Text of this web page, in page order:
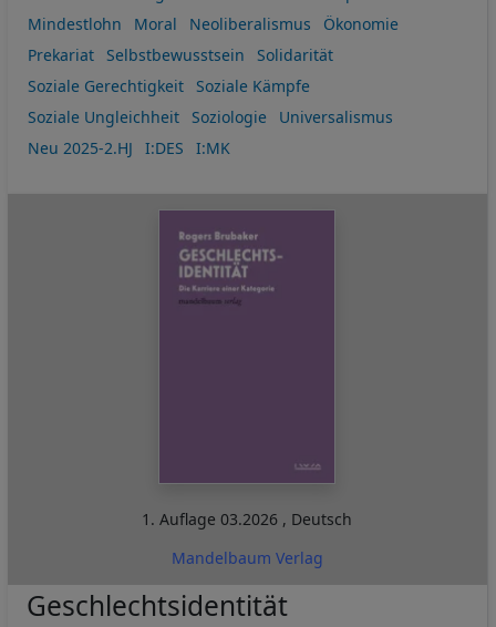
Mindestlohn
Moral Neoliberalismus
Ökonomie
Prekariat
Selbstbewusstsein
Solidarität
Soziale Gerechtigkeit
Soziale Kämpfe
Soziale Ungleichheit
Soziologie
Universalismus
Neu 2025-2.HJ
I:DES I:MK
1. Auflage03.2026 , Deutsch
Mandelbaum Verlag
Geschlechtsidentität